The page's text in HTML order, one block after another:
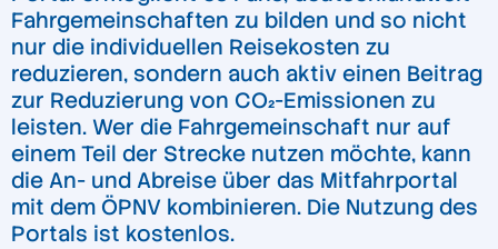
Fahrgemeinschaften zu bilden und so nicht
nur die individuellen Reisekosten zu
reduzieren, sondern auch aktiv einen Beitrag
zur Reduzierung von CO₂-Emissionen zu
leisten. Wer die Fahrgemeinschaft nur auf
einem Teil der Strecke nutzen möchte, kann
die An- und Abreise über das Mitfahrportal
mit dem ÖPNV kombinieren. Die Nutzung des
Portals ist kostenlos.